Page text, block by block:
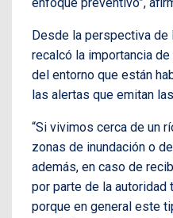
Desde la perspectiva de
recalcó la importancia
del entorno que están
las alertas que emitan
“Si vivimos cerca de un
zonas de inundación o
además, en caso de
por parte de la autoridad
porque en general este